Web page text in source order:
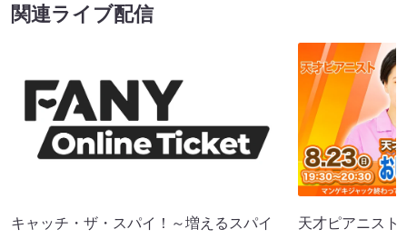
関連ライブ配信
キャッチ・ザ・スパイ！～増えるスパイ
天才ピアニスト